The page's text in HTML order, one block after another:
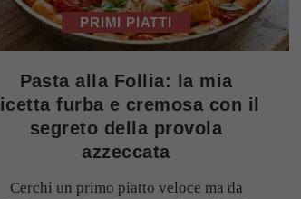
PRIMI PIATTI
Pasta alla Follia: la mia
furba e cremosa con il
segreto della provola
azzeccata
Cerchi un primo piatto veloce ma da